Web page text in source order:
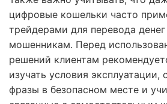
цифровые кошельки часто
трейдерами для перевода
мошенникам. Перед
решений клиентам
изучать условия эксплуатации,
фразы в безопасном месте и